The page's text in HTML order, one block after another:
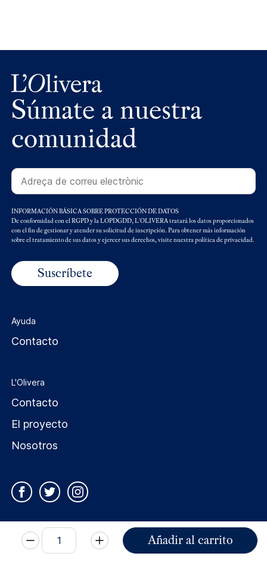
Añadir al carrito
Súmate a nuestra
comunidad
INFORMACIÓN BÁSICA SOBRE PROTECCIÓN DE DATOS
De conformidad con el RGPD y la LOPDGDD, L'OLIVERA tratará los datos proporcionados
con el fin de gestionar y atender su solicitud de inscripción. Para obtener más información
sobre el tratamiento de sus datos y ejercer sus derechos, visite nuestra política de privacidad.
Ayuda
Contacto
L'Olivera
Contacto
El proyecto
Nosotros
Condiciones generales de venta